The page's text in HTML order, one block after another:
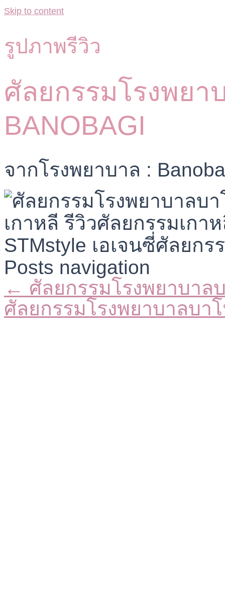
Skip to content
รูปภาพรีวิว
ศัลยกรรมโรงพยา
BANOBAGI
จากโรงพยาบาล :
Posts navigation
← ศัลยกรรมโรงพยาบาล
ศัลยกรรมโรงพยาบาลบา